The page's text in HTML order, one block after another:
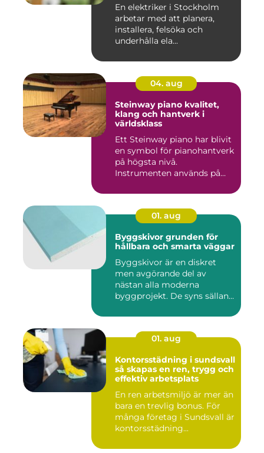
En elektriker i Stockholm
arbetar med att planera,
installera, felsöka och
underhålla ela...
04. aug
Steinway piano kvalitet,
klang och hantverk i
världsklass
Ett Steinway piano har blivit
en symbol för pianohantverk
på högsta nivå.
Instrumenten används på
01. aug
Byggskivor grunden för
hållbara och smarta väggar
Byggskivor är en diskret
men avgörande del av
nästan alla moderna
byggprojekt. De syns sällan
01. aug
Kontorsstädning i sundsvall
så skapas en ren, trygg och
effektiv arbetsplats
En ren arbetsmiljö är mer än
bara en trevlig bonus. För
många företag i Sundsvall är
kontorsstädning...